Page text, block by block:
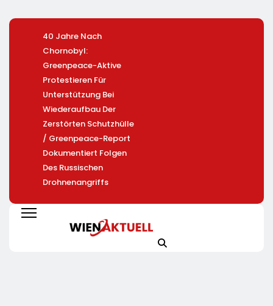
40 Jahre Nach
Chornobyl:
Greenpeace-Aktive
Protestieren Für
Unterstützung Bei
Wiederaufbau Der
Zerstörten Schutzhülle
/ Greenpeace-Report
Dokumentiert Folgen
Des Russischen
Drohnenangriffs